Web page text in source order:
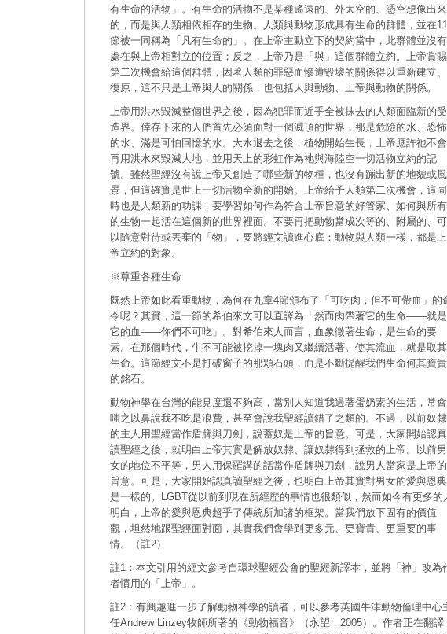
有生命的活物」。有生命的活物不是某種遙遠的、外太空的、憑空想像出來
的，而是與人類相依相存的生物。人類與動物形成具有生命的群體，並在11
節被一同稱為「凡有生命的」。在上帝主動立下的契約當中，此群體並沒有
處在與上帝相對立的位置；反之，上帝乃是「與」這個群體立約。上帝賞賜
第二次機會給這個群體，因著人類的罪惡而慘遭毀壞的關係得以重新建立、
復原，這不只是上帝與人的關係，也包括人與動物、上帝與動物的關係。
上帝用洪水毀滅整個世界之後，因為犯罪而近乎全被抹去的人類面臨新的受
造界。倖存下來的人們首先必須面對一個滅頂的世界，那是危險的水、恐怖
的水、滿是可怕回憶的水。大水退去之後，植物開始生長，上帝應許祂不會
再用洪水來毀滅大地，並用天上的彩虹作為祂與海陸空一切活物立約的記
號。雖然聖經沒有說上帝又創造了哪些新的物種，也沒有蹦出新的地貌或風
景，但這確實是世上一切活物全新的開始。上帝給予人類第二次機會，這同
時也是人類新的功課：要學習如何作為符合上帝旨意的好管家、如何與所有
的生物一起活在這個新的世界裡面。不要再把動物當成次等的、附屬的、可
以隨意對待或丟棄的「物」，要將經文讀進心底：動物與人類一樣，都是上
帝立約的對象。
※尊重各種生命
既然上帝如此看重動物，為何在九章4節頒布了「可吃肉，但不可帶血」的
令呢？其實，這一節的希伯來文可以直譯為「然而肉帶著它的生命——就是
它的血——你們不可吃」。對希伯來人而言，血象徵著生命，是生命的要
素。在那個時代，牛不可能被挖掉一塊肉又繼續活著。使其流血，就是取其
生命。這節經文不是打破窗子的那顆石頭，而是不斷提醒我們生命何其寶貴
的銘石。
動物神學在台灣的能見度還不夠高，當別人知道我過著蛋奶素的生活，常會
嗤之以鼻說我不吃是浪費，甚至會說我聖經讀錯了之類的。不過，以前奴隸
的主人用聖經當作盾牌與刀劍，說蓄奴是上帝的旨意。可是，大家開始認真
讀聖經之後，就明白上帝其實是解放奴隸、讓奴隸得到拯救的上帝。以前男
女的地位不平等，男人用保羅講的話當作盾牌與刀劍，說男人當家是上帝的
旨意。可是，大家開始認真讀聖經之後，也明白上帝其實對男女的愛與恩典
是一樣的。LGBT從以前到現在所經歷的事情也很類似，然而如今有更多的
明白，上帝的愛與恩典超乎了傳統所加諸的框架。當我們放下固有的價值
觀，坦然地跟聖經面對面，其實我們會學到更多元、更寶貴、更重要的事
情。（註2）
註1：本文引用的經文參考自環球聖經公會的聖經新譯本，並將「神」改為
者慣用的「上帝」。
註2：有興趣進一步了解動物神學的讀者，可以參考英國牛津動物倫理中心
任Andrew Linzey牧師所著的《動物福音》（永望，2005）。作者正在翻譯